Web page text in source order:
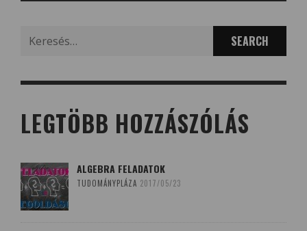
LEGTÖBB HOZZÁSZÓLÁS
ALGEBRA FELADATOK
TUDOMÁNYPLÁZA 2017/05/23